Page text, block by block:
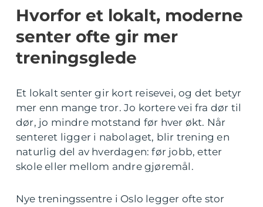
Hvorfor et lokalt, moderne
senter ofte gir mer
treningsglede
Et lokalt senter gir kort reisevei, og det betyr
mer enn mange tror. Jo kortere vei fra dør til
dør, jo mindre motstand før hver økt. Når
senteret ligger i nabolaget, blir trening en
naturlig del av hverdagen: før jobb, etter
skole eller mellom andre gjøremål.
Nye treningssentre i Oslo legger ofte stor